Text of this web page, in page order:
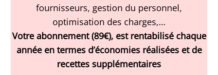
fournisseurs, gestion du personnel,
optimisation des charges,…
Votre abonnement (89€), est rentabilisé chaque
année en termes d’économies réalisées et de
recettes supplémentaires